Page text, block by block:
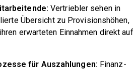
Vertriebler sehen in
Übersicht zu Provisionshöhen,
erwarteten Einnahmen direkt auf
für Auszahlungen: Finanz-